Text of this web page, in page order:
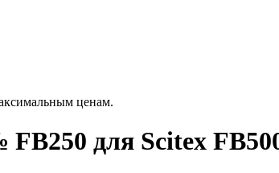
ценам.
для Scitex